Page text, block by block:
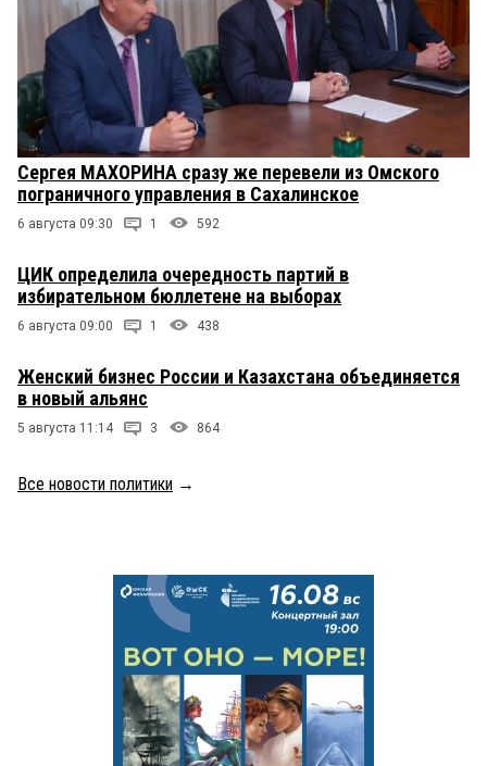
Сергея МАХОРИНА сразу же перевели из Омского
пограничного управления в Сахалинское
6 августа 09:30 1 592
ЦИК определила очередность партий в
избирательном бюллетене на выборах
6 августа 09:00 1 438
Женский бизнес России и Казахстана объединяется
в новый альянс
5 августа 11:14 3 864
Все новости политики →